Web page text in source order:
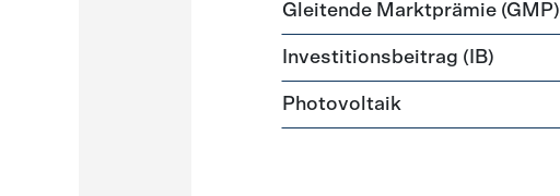
Gleitende Marktprämie (GMP)
Investitionsbeitrag (IB)
Photovoltaik